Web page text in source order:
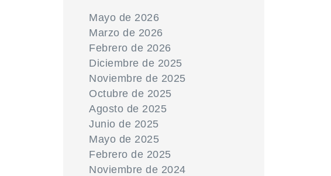
Mayo de 2026
Marzo de 2026
Febrero de 2026
Diciembre de 2025
Noviembre de 2025
Octubre de 2025
Agosto de 2025
Junio de 2025
Mayo de 2025
Febrero de 2025
Noviembre de 2024